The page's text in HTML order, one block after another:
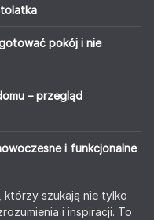
pokój i nie
– przegląd
i funkcjonalne
którzy szukają nie tylko
i inspiracji. To